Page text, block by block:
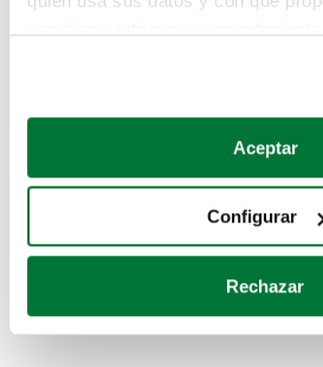
Si lo permite, también quisiéramos:
Recopilar información sobre
Identificar su dispositivo
para buscar características
Obtenga más información sobre
Aceptar
Configurar
Rechazar
buscando en alguno de estos
Coches de segunda mano
Coches de km0